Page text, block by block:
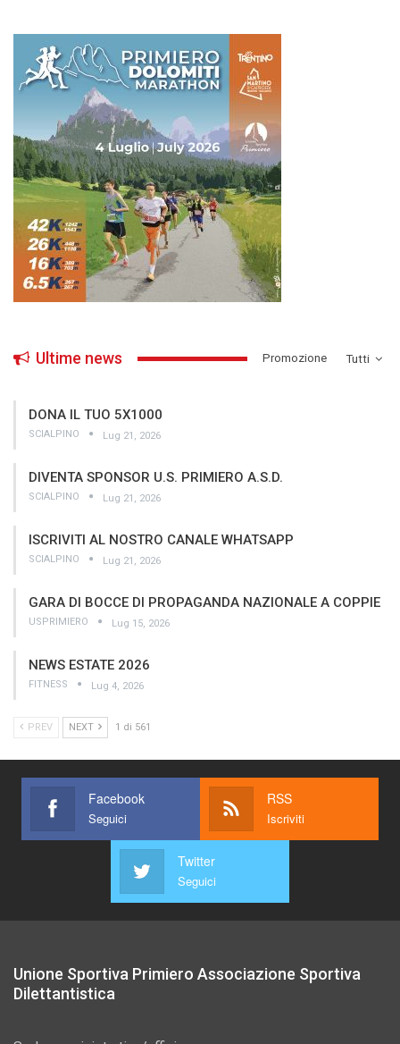
Tutti
Ultime news ­Promozione
DONA IL TUO 5X1000
SCIALPINO Lug 21, 2026
DIVENTA SPONSOR U.S. PRIMIERO A.S.D.
SCIALPINO Lug 21, 2026
ISCRIVITI AL NOSTRO CANALE WHATSAPP
SCIALPINO Lug 21, 2026
GARA DI BOCCE DI PROPAGANDA NAZIONALE A COPPIE
USPRIMIERO Lug 15, 2026
NEWS ESTATE 2026
FITNESS Lug 4, 2026
PREV NEXT 1 di 561
Facebook
Seguici
RSS
Iscriviti
Twitter
Seguici
Unione Sportiva Primiero Associazione Sportiva
Dilettantistica